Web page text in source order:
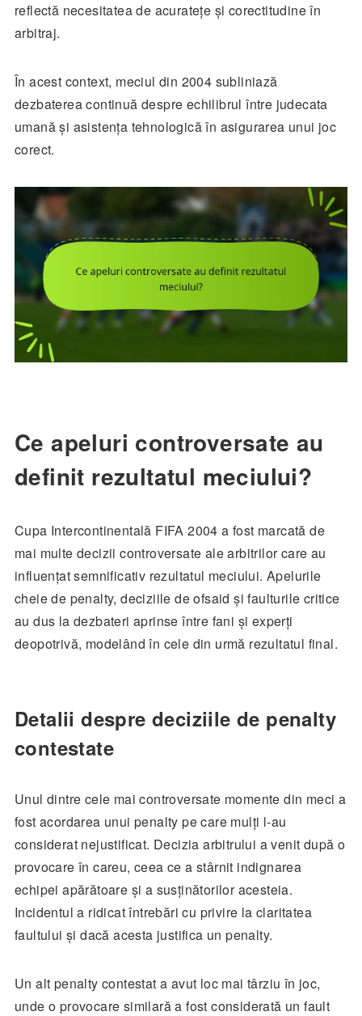
reflectă necesitatea de acuratețe și corectitudine în
arbitraj.
În acest context, meciul din 2004 subliniază
dezbaterea continuă despre echilibrul între judecata
umană și asistența tehnologică în asigurarea unui joc
corect.
Ce apeluri controversate au
definit rezultatul meciului?
Cupa Intercontinentală FIFA 2004 a fost marcată de
mai multe decizii controversate ale arbitrilor care au
influențat semnificativ rezultatul meciului. Apelurile
cheie de penalty, deciziile de ofsaid și faulturile critice
au dus la dezbateri aprinse între fani și experți
deopotrivă, modelând în cele din urmă rezultatul final.
Detalii despre deciziile de penalty
contestate
Unul dintre cele mai controversate momente din meci a
fost acordarea unui penalty pe care mulți l-au
considerat nejustificat. Decizia arbitrului a venit după o
provocare în careu, ceea ce a stârnit indignarea
echipei apărătoare și a susținătorilor acesteia.
Incidentul a ridicat întrebări cu privire la claritatea
faultului și dacă acesta justifica un penalty.
Un alt penalty contestat a avut loc mai târziu în joc,
unde o provocare similară a fost considerată un fault